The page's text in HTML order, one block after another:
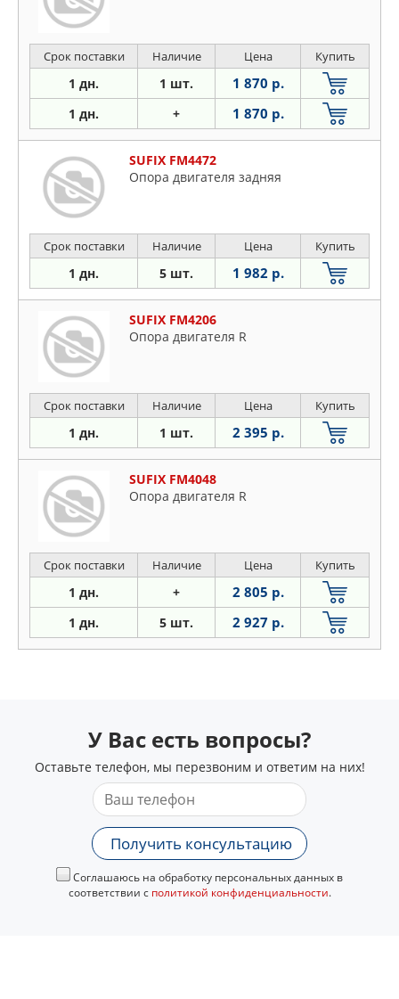
Срок поставки Наличие Цена Купить
1 дн. 1 шт. 1 870 р.
1 дн. + 1 870 р.
SUFIX FM4472
Опора двигателя задняя
Срок поставки Наличие Цена Купить
1 дн. 5 шт. 1 982 р.
SUFIX FM4206
Опора двигателя R
Срок поставки Наличие Цена Купить
1 дн. 1 шт. 2 395 р.
SUFIX FM4048
Опора двигателя R
Срок поставки Наличие Цена Купить
1 дн. + 2 805 р.
1 дн. 5 шт. 2 927 р.
У Вас есть вопросы?
Оставьте телефон, мы перезвоним и ответим на них!
Получить консультацию
Соглашаюсь на обработку персональных данных в
соответствии с политикой конфиденциальности.